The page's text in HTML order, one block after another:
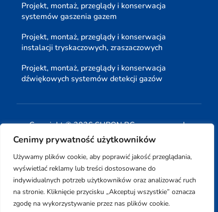
Cenimy prywatność użytkowników
Używamy plików cookie, aby poprawić jakość przeglądania,
wyświetlać reklamy lub treści dostosowane do
indywidualnych potrzeb użytkowników oraz analizować ruch
na stronie. Kliknięcie przycisku „Akceptuj wszystkie” oznacza
zgodę na wykorzystywanie przez nas plików cookie.
Projekt, montaż, przeglądy i konserwacja
systemów gaszenia gazem
Projekt, montaż, przeglądy i konserwacja
instalacji tryskaczowych, zraszaczowych
Projekt, montaż, przeglądy i konserwacja
dźwiękowych systemów detekcji gazów
Copyright © 2026 SUPON BC sp, z o. o. sp. k.
| Realizacja: www.woh.group
Rozwiązania technologiczne:iSerwer.pl